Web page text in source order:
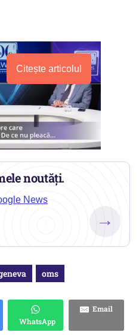
Citește articolul
noutăți.
News
→
oms
WhatsApp
Email